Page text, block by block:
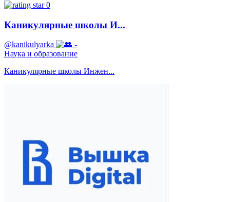
0
Каникулярные школы И...
@kanikulyarka
-
Наука и образование
Каникулярные школы Инжен...